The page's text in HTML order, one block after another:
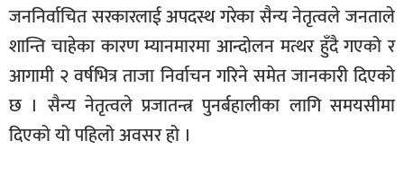
जननिर्वाचित सरकारलाई अपदस्थ गरेका सैन्य नेतृत्वले जनताले
शान्ति चाहेका कारण म्यानमारमा आन्दोलन मत्थर हुँदै गएको र
आगामी २ वर्षभित्र ताजा निर्वाचन गरिने समेत जानकारी दिएको
छ । सैन्य नेतृत्वले प्रजातन्त्र पुनर्बहालीका लागि समयसीमा
दिएको यो पहिलो अवसर हो ।